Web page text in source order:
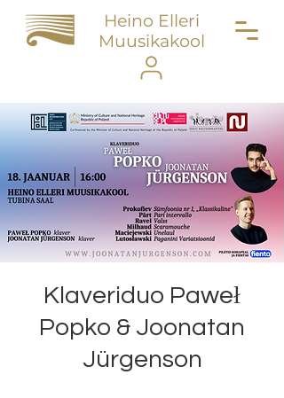
Heino Elleri
Muusikakool
Klaveriduo Paweł
Popko & Joonatan
Jürgenson